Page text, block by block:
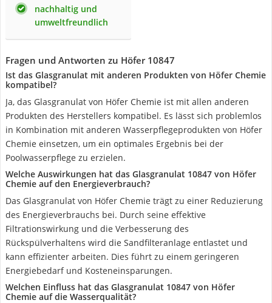
nachhaltig und
umweltfreundlich
Fragen und Antworten zu Höfer ‎10847
Ist das Glasgranulat mit anderen Produkten von Höfer Chemie
kompatibel?
Ja, das Glasgranulat von Höfer Chemie ist mit allen anderen
Produkten des Herstellers kompatibel. Es lässt sich problemlos
in Kombination mit anderen Wasserpflegeprodukten von Höfer
Chemie einsetzen, um ein optimales Ergebnis bei der
Poolwasserpflege zu erzielen.
Welche Auswirkungen hat das Glasgranulat 10847 von Höfer
Chemie auf den Energieverbrauch?
Das Glasgranulat von Höfer Chemie trägt zu einer Reduzierung
des Energieverbrauchs bei. Durch seine effektive
Filtrationswirkung und die Verbesserung des
Rückspülverhaltens wird die Sandfilteranlage entlastet und
kann effizienter arbeiten. Dies führt zu einem geringeren
Energiebedarf und Kosteneinsparungen.
Welchen Einfluss hat das Glasgranulat 10847 von Höfer
Chemie auf die Wasserqualität?